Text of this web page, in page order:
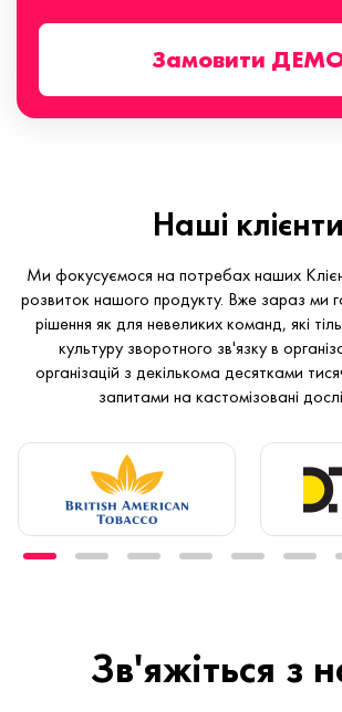
Замовити
Наші клієнти
Ми фокусуємося на потребах наших
розвиток нашого продукту. Вже зараз ми
рішення як для невеликих команд, які
культуру зворотного зв'язку в
організацій з декількома десятками тисяч
запитами на кастомізовані
Зв'яжіться з